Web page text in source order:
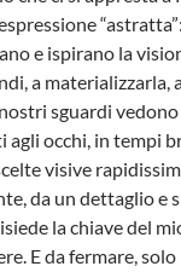
e ispirano la
a materializzarla,
sguardi
occhi, in tempi
visive
da un dettaglio e
la chiave del
E da fermare,